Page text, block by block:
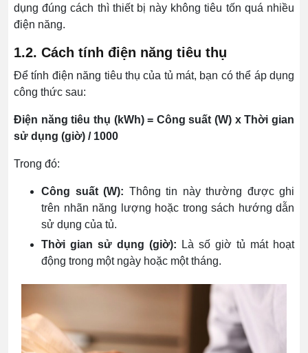
dụng đúng cách thì thiết bị này không tiêu tốn quá nhiều
điện năng.
1.2. Cách tính điện năng tiêu thụ
Để tính điện năng tiêu thụ của tủ mát, bạn có thể áp dụng
công thức sau:
Điện năng tiêu thụ (kWh) = Công suất (W) x Thời gian
sử dụng (giờ) / 1000
Trong đó:
Công suất (W): Thông tin này thường được ghi
trên nhãn năng lượng hoặc trong sách hướng dẫn
sử dụng của tủ.
Thời gian sử dụng (giờ): Là số giờ tủ mát hoạt
động trong một ngày hoặc một tháng.